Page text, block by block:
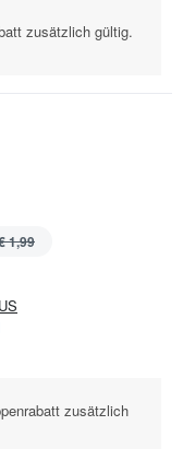
zusätzlich gültig.
1,99
zusätzlich